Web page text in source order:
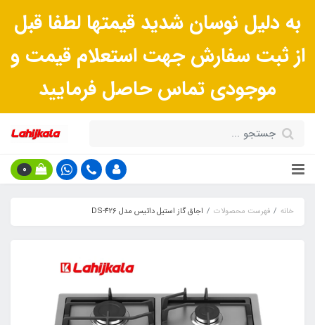
به دلیل نوسان شدید قیمتها لطفا قبل
از ثبت سفارش جهت استعلام قیمت و
موجودی تماس حاصل فرمایید
0
خانه فهرست محصولات اجاق گاز استیل داتیس مدل DS-426